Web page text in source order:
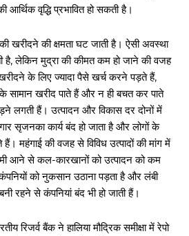
आर्थिक वृद्धि प्रभावित हो सकती है।
खरीदने की क्षमता घट जाती है। ऐसी अवस्था
है, लेकिन मुद्रा की कीमत कम हो जाने की वजह
के लिए ज्यादा पैसे खर्च करने पड़ते हैं,
खरीद पाते हैं और न ही बचत कर पाते
लगती हैं। उत्पादन और विकास दर दोनों में
सृजनका कार्य बंद हो जाता है और लोगों के
महंगाई की वजह से विविध उत्पादों की मांग में
आने से कल-कारखानों को उत्पादन को कम
को नुकसान उठाना पड़ता है और लंबी
रहने से कंपनियां बंद भी हो जाती हैं।
रिजर्व बैंक ने हालिया मौद्रिक समीक्षा में रेपो